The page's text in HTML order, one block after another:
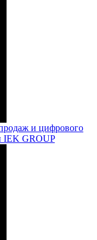
и цифрового
IEK GROUP